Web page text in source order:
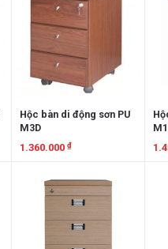
Hộc bàn di động sơn PU
M3D
1.360.000 ₫